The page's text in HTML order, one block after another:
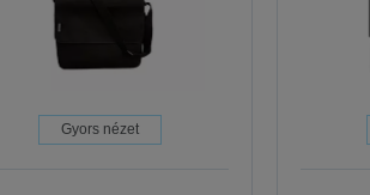
Gyors nézet